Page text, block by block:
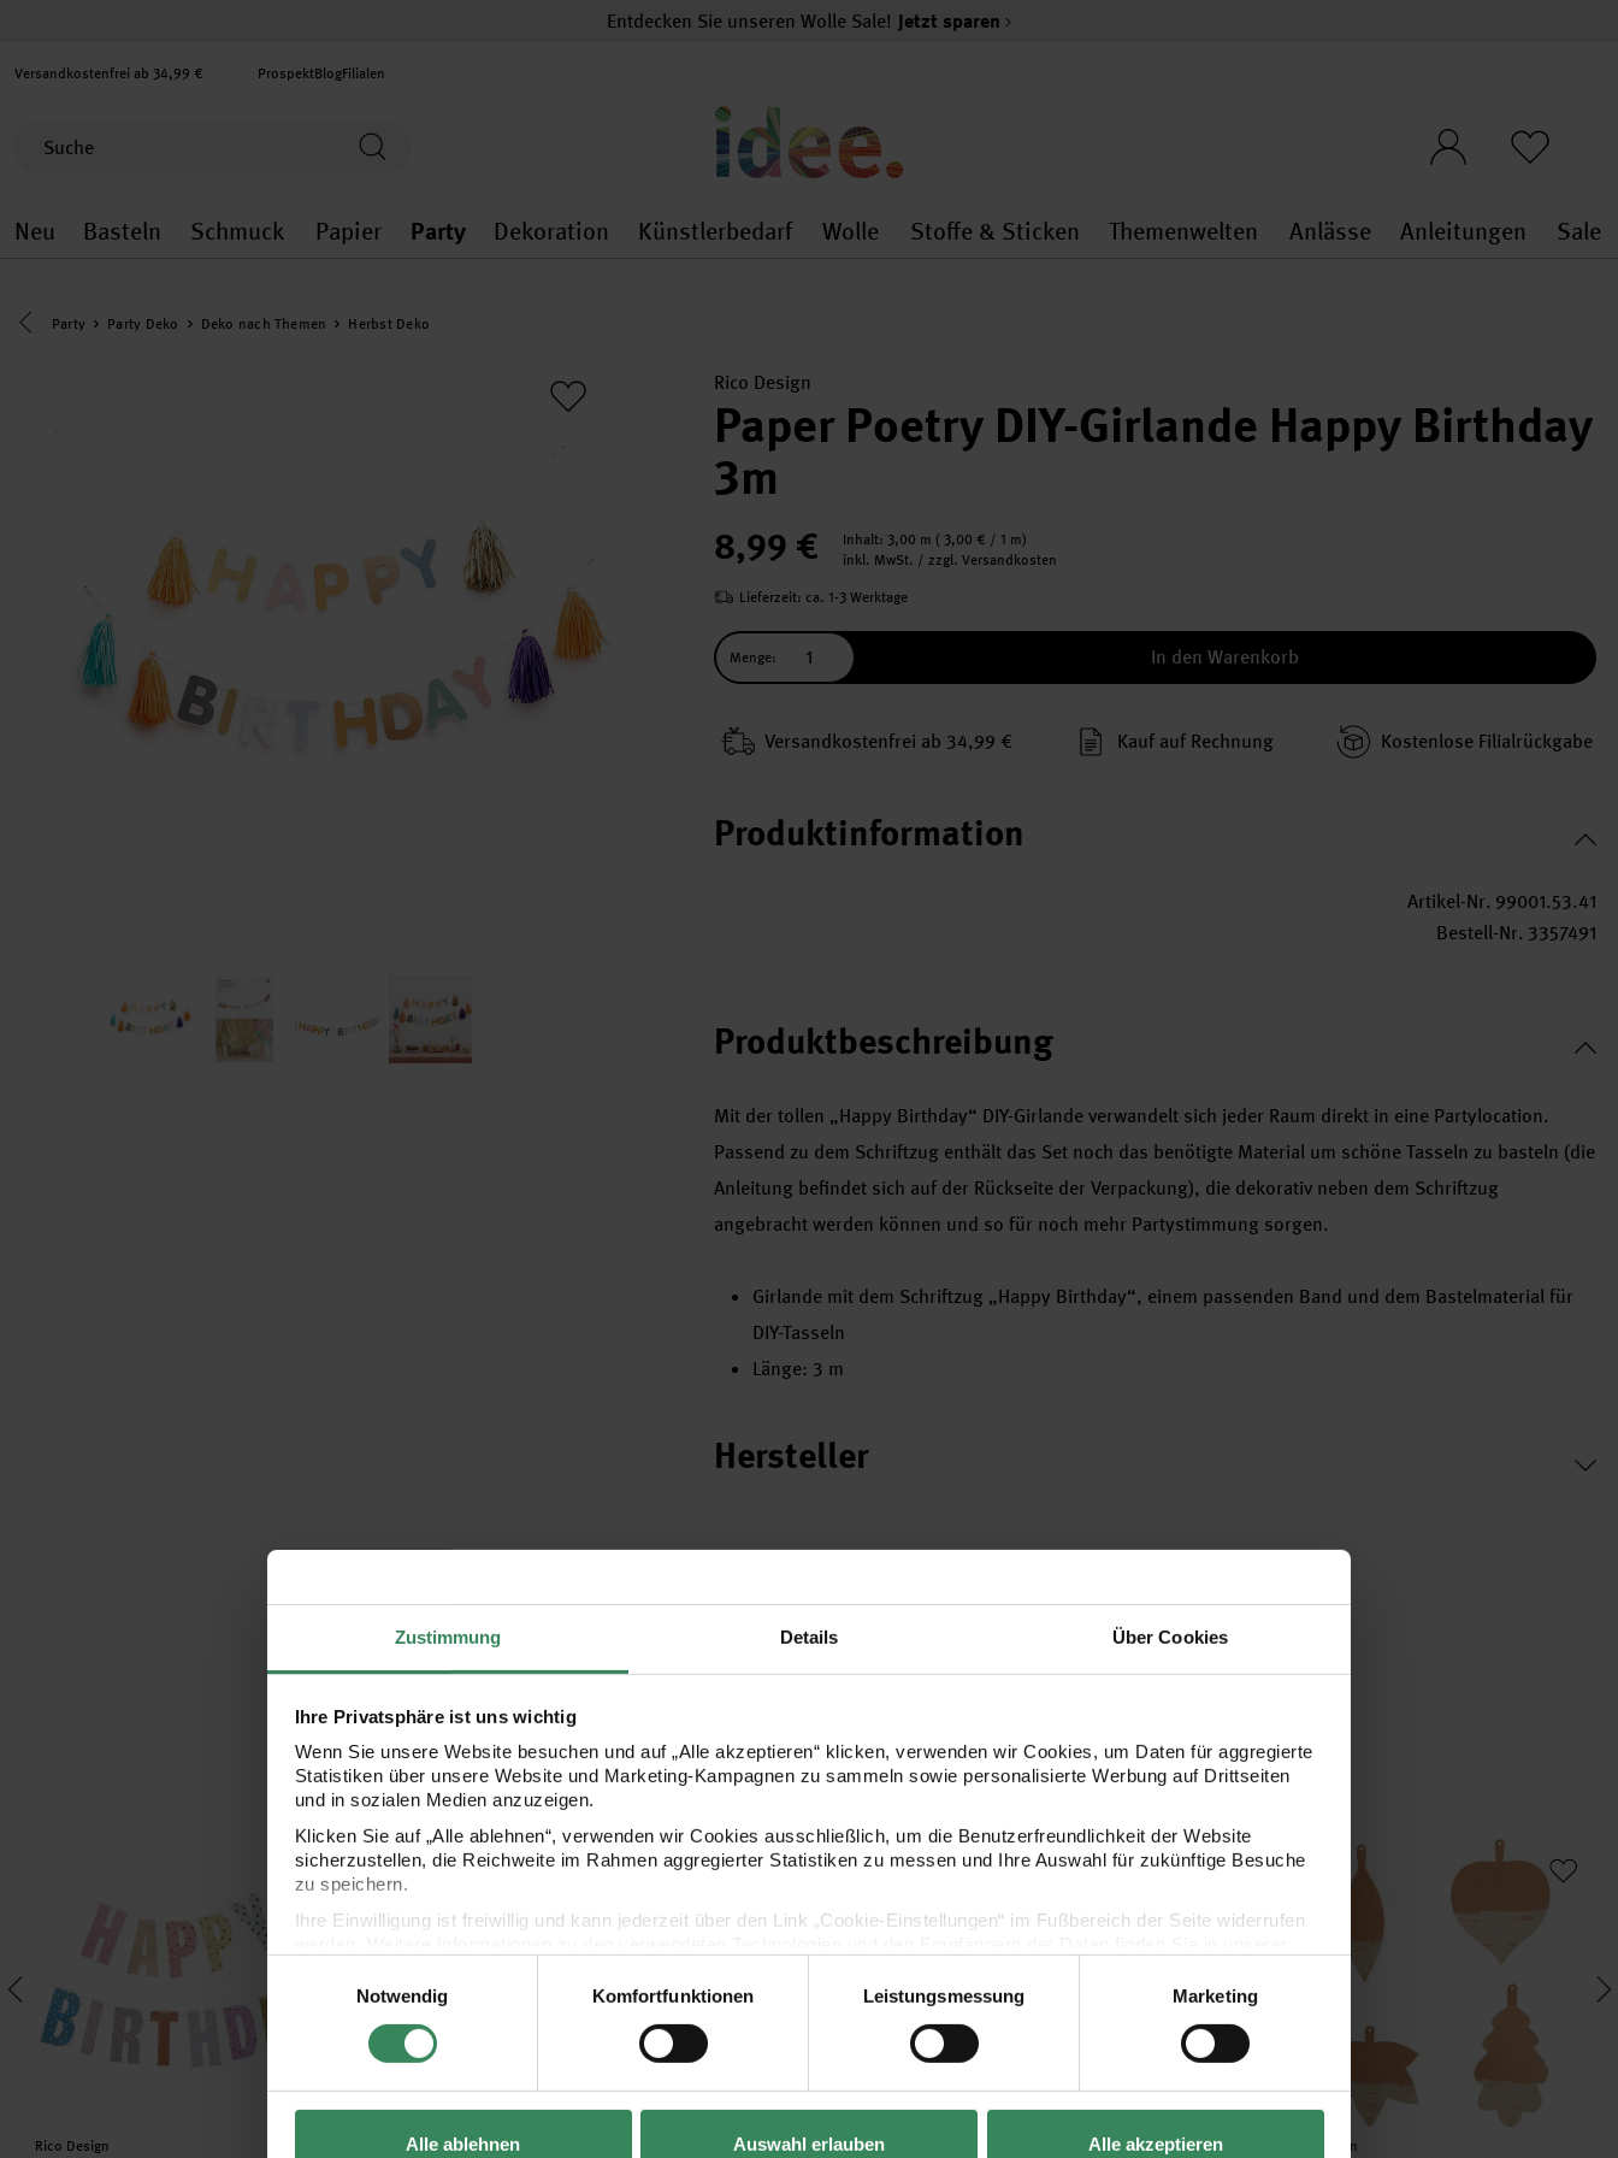
Zustimmung Details Über Cookies
Ihre Privatsphäre ist uns wichtig
Wenn Sie unsere Website besuchen und auf „Alle akzeptieren“ klicken, verwenden wir Cookies, um Daten für aggregierte
Statistiken über unsere Website und Marketing-Kampagnen zu sammeln sowie personalisierte Werbung auf Drittseiten
und in sozialen Medien anzuzeigen.
Klicken Sie auf „Alle ablehnen“, verwenden wir Cookies ausschließlich, um die Benutzerfreundlichkeit der Website
sicherzustellen, die Reichweite im Rahmen aggregierter Statistiken zu messen und Ihre Auswahl für zukünftige Besuche
zu speichern.
Ihre Einwilligung ist freiwillig und kann jederzeit über den Link „Cookie-Einstellungen“ im Fußbereich der Seite widerrufen
Impressum
Datenschutz Vertrag widerrufen
Notwendig
Komfortfunktionen Leistungsmessung Marketing
Alle ablehnen Auswahl erlauben Alle akzeptieren
Entdecken Sie unseren Wolle Sale! Jetzt sparen
Versandkostenfrei ab 34,99 € ProspektBlogFilialen
Neu
Neu general.openMenu
Basteln
Basteln general.openMenu
Schmuck
Schmuck general.openMenu
Papier
Papier general.openMenu
Party
Party general.openMenu
Dekoration
Dekoration general.openMenu
Künstlerbedarf
Künstlerbedarf general.openMenu
Wolle
Wolle general.openMenu
Stoffe & Sticken
Stoffe & Sticken general.openMenu
Themenwelten
Themenwelten
Anlässe
Anlässe
Anleitungen Sale
Eine Kategorie zurück navigieren
Party Party Deko Deko nach Themen Herbst Deko
Rico Design
Paper Poetry DIY-Girlande Happy Birthday
3m
8,99 € Inhalt: 3,00 m ( 3,00 € / 1 m)
inkl. MwSt. / zzgl. Versandkosten
Lieferzeit: ca. 1-3 Werktage
Menge: In den Warenkorb
Versand­kosten­frei ab 34,99 € Kauf auf Rechnung Kosten­lose Filial­rückgabe
Produktinformation
Artikel-Nr. 99001.53.41
Bestell-Nr. 3357491
Produktbeschreibung
Mit der tollen „Happy Birthday“ DIY-Girlande verwandelt sich jeder Raum direkt in eine Partylocation.
Passend zu dem Schriftzug enthält das Set noch das benötigte Material um schöne Tasseln zu basteln (die
Anleitung befindet sich auf der Rückseite der Verpackung), die dekorativ neben dem Schriftzug
angebracht werden können und so für noch mehr Partystimmung sorgen.
Girlande mit dem Schriftzug „Happy Birthday“, einem passenden Band und dem Bastelmaterial für
DIY-Tasseln
Länge: 3 m
Hersteller
Kaufempfehlung
Paper Poetry Girlande Happy Birthday 3m
Hersteller:
Rico Design
Paper Poetry Papieranhänger Blätter bunt 8 Stück
Hersteller:
Rico Design
Paper Poetry Papieranhänger Kawaii-Pilze 8 Stück
Hersteller:
Rico Design
Paper Poetry Papieranhänger Blüten 8 StückPaper Poetry Papieranhänger Blätter
Hersteller:
Rico Design